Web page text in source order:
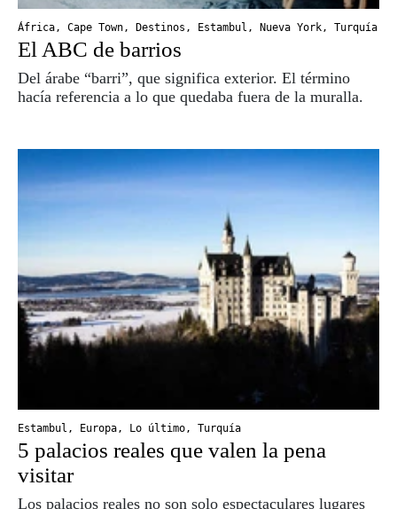
África, Cape Town, Destinos , Estambul , Nueva York, Turquía
El ABC de barrios
Del árabe “barri”, que significa exterior. El término
hacía referencia a lo que quedaba fuera de la muralla.
Estambul , Europa, Lo último, Turquía
5 palacios reales que valen la pena
visitar
Los palacios reales no son solo espectaculares lugares